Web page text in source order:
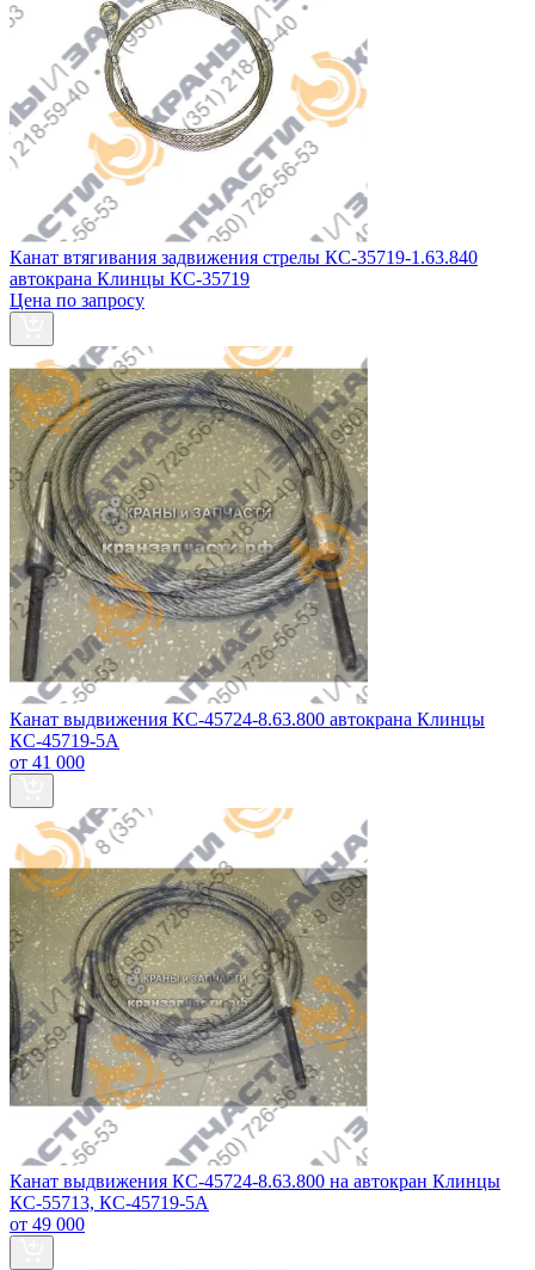
Канат втягивания задвижения стрелы КС-35719-1.63.840
автокрана Клинцы КС-35719
Цена по запросу
Канат выдвижения КС-45724-8.63.800 автокрана Клинцы
КС-45719-5А
от 41 000
Канат выдвижения КС-45724-8.63.800 на автокран Клинцы
КС-55713, КС-45719-5А
от 49 000